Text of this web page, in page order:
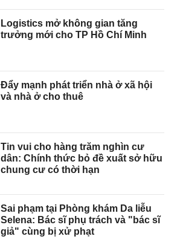
Logistics mở không gian tăng
trưởng mới cho TP Hồ Chí Minh
Đẩy mạnh phát triển nhà ở xã hội
và nhà ở cho thuê
Tin vui cho hàng trăm nghìn cư
dân: Chính thức bỏ đề xuất sở hữu
chung cư có thời hạn
Sai phạm tại Phòng khám Da liễu
Selena: Bác sĩ phụ trách và "bác sĩ
giả" cùng bị xử phạt